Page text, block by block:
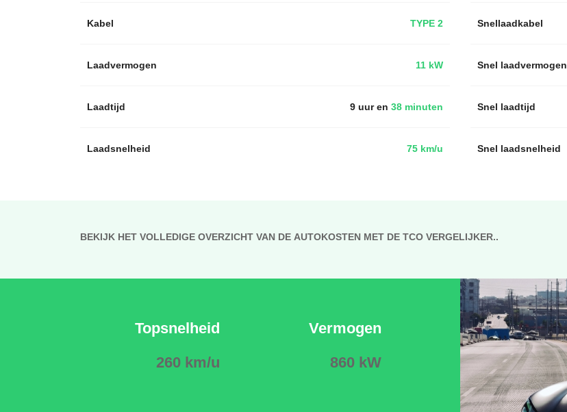
Kabel TYPE 2
Laadvermogen 11 kW
Laadtijd 9 uur en 38 minuten
Laadsnelheid 75 km/u
Snellaadkabel
Snel laadvermogen
Snel laadtijd
Snel laadsnelheid
BEKIJK HET VOLLEDIGE OVERZICHT VAN DE AUTOKOSTEN MET DE TCO VERGELIJKER..
Topsnelheid
260 km/u
Vermogen
860 kW